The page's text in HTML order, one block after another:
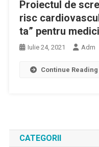
Proiectul de
risc
ta” pentru
Iulie 24, 2021 Adm
Continue Reading
CATEGORII